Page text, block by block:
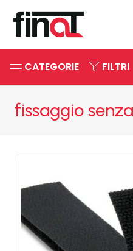
CATEGORIE FILTRI
fissaggio